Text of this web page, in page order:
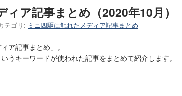
ィア記事まとめ（2020年10月）
テゴリ: ミニ四駆に触れたメディア記事まとめ
ア記事まとめ」。
うキーワードが使われた記事をまとめて紹介します。